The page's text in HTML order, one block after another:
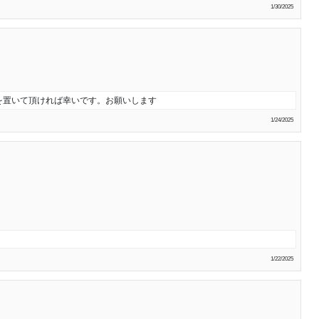
1/30/2025
いて頂ければ幸いです。お願いします
1/24/2025
1/22/2025